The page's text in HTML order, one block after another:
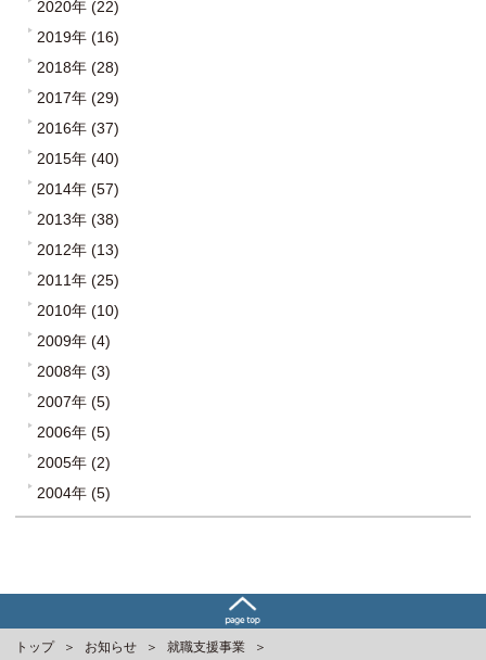
2020年 (22)
2019年 (16)
2018年 (28)
2017年 (29)
2016年 (37)
2015年 (40)
2014年 (57)
2013年 (38)
2012年 (13)
2011年 (25)
2010年 (10)
2009年 (4)
2008年 (3)
2007年 (5)
2006年 (5)
2005年 (2)
2004年 (5)
トップ お知らせ
就職支援事業